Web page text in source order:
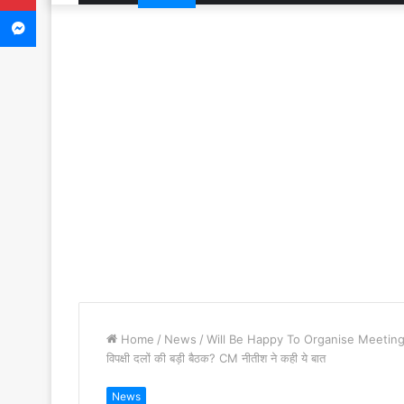
Home / News / Will Be Happy To Organise Meeting
विपक्षी दलों की बड़ी बैठक? CM नीतीश ने कही ये बात
News